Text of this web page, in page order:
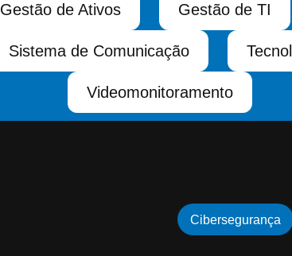
Gestão de Ativos Gestão de TI
Sistema de Comunicação
Videomonitoramento
Cibersegurança